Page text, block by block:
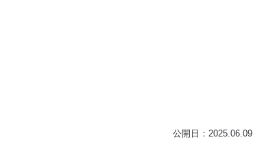
公開日：2025.06.09